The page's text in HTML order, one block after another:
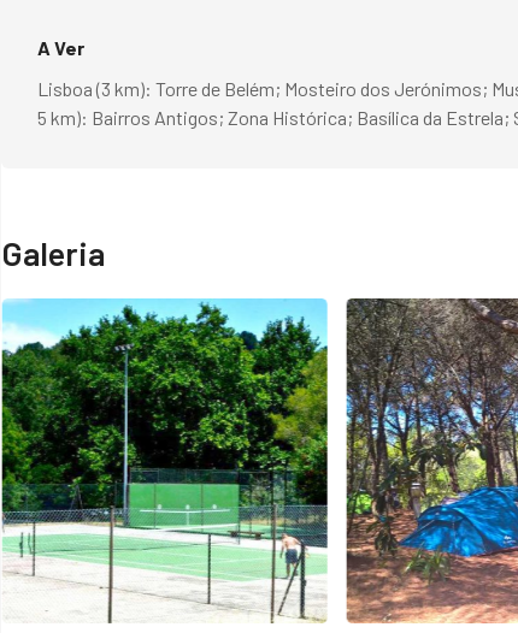
A Ver
Lisboa (3 km): Torre de Belém; Mosteiro dos Jerónimos;
5 km): Bairros Antigos; Zona Histórica; Basílica da Estrela;